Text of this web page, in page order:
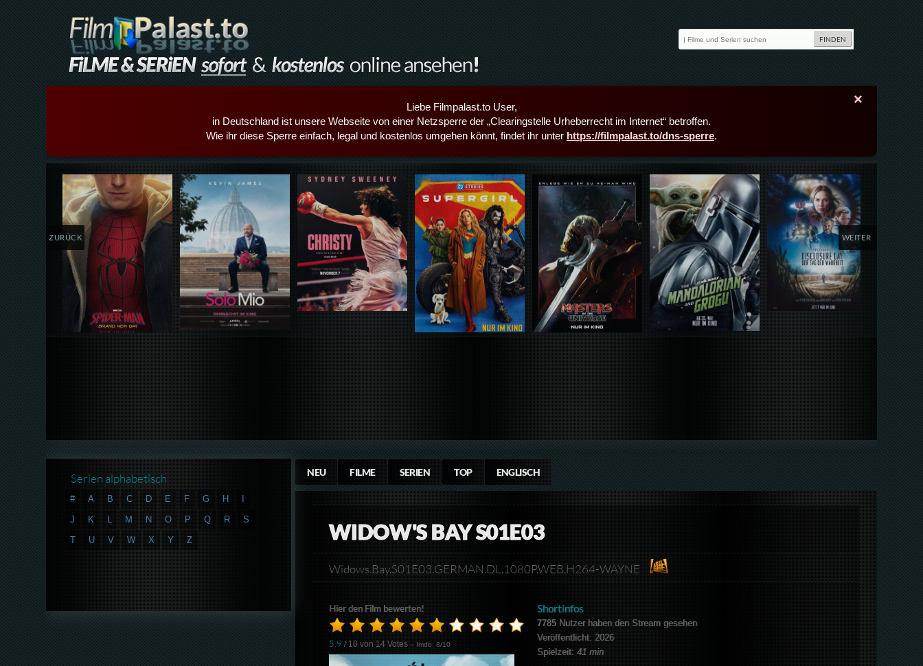
×
Liebe Filmpalast.to User,
in Deutschland ist unsere Webseite von einer Netzsperre der „Clearingstelle Urheberrecht im Internet“ betroffen.
Wie ihr diese Sperre einfach, legal und kostenlos umgehen könnt, findet ihr unter https://filmpalast.to/dns-sperre.
Details,Play Details,Play Details,Play Details,Play Details,Play Details,Play Details,Play
ZURÜCK WEITER
NEU FILME SERIEN TOP ENGLISCH
WIDOW'S BAY S01E03
Widows.Bay.S01E03.GERMAN.DL.1080P.WEB.H264-WAYNE
Hier den Film bewerten!
5.9 / 10 von 14 Votes – Imdb: 8/10
Shortinfos
7785Nutzer haben den Stream gesehen
Veröffentlicht: 2026
Spielzeit: 41 min
Serien alphabetisch
# A B C D E F G H
J
K L M N O P Q R
S
T
U V W X Y Z